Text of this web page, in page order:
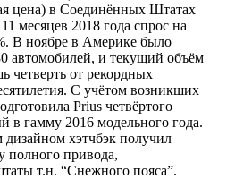
цена) в Соединённых Штатах
месяцев 2018 года спрос на
В ноябре в Америке было
автомобилей, и текущий объём
четверть от рекордных
С учётом возникших
Prius четвёртого
в гамму 2016 модельного года.
хэтчбэк получил
полного привода,
т.н. “Снежного пояса”.